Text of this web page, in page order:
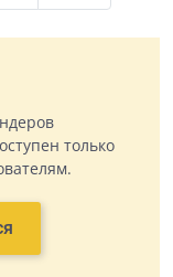
только